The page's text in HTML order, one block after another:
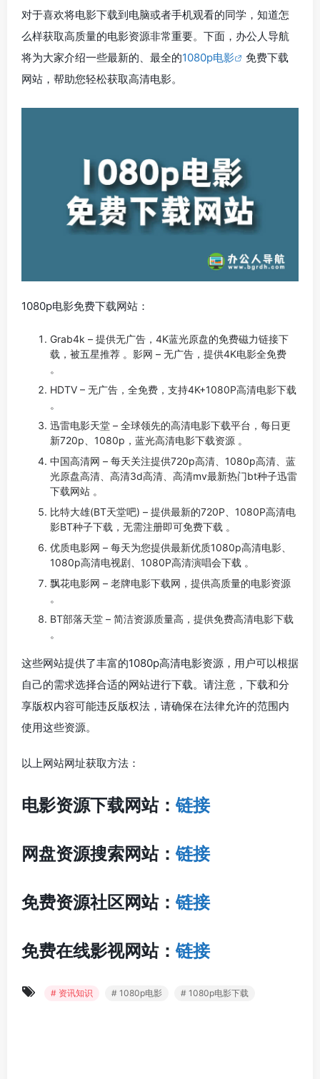
对于喜欢将电影下载到电脑或者手机观看的同学，知道怎
么样获取高质量的电影资源非常重要。下面，办公人导航
将为大家介绍一些最新的、最全的1080p电影
免费下载
网站，帮助您轻松获取高清电影。
1080p电影免费下载网站：
Grab4k – 提供无广告，4K蓝光原盘的免费磁力链接下
载，被五星推荐 。影网 – 无广告，提供4K电影全免费
。
HDTV – 无广告，全免费，支持4K+1080P高清电影下载
。
迅雷电影天堂 – 全球领先的高清电影下载平台，每日更
新720p、1080p，蓝光高清电影下载资源 。
中国高清网 – 每天关注提供720p高清、1080p高清、蓝
光原盘高清、高清3d高清、高清mv最新热门bt种子迅雷
下载网站 。
比特大雄(BT天堂吧) – 提供最新的720P、1080P高清电
影BT种子下载，无需注册即可免费下载 。
优质电影网 – 每天为您提供最新优质1080p高清电影、
1080p高清电视剧、1080P高清演唱会下载 。
飘花电影网 – 老牌电影下载网，提供高质量的电影资源
。
BT部落天堂 – 简洁资源质量高，提供免费高清电影下载
。
这些网站提供了丰富的1080p高清电影资源，用户可以根据
自己的需求选择合适的网站进行下载。请注意，下载和分
享版权内容可能违反版权法，请确保在法律允许的范围内
使用这些资源。
以上网站网址获取方法：
电影资源下载网站：链接
网盘资源搜索网站：链接
免费资源社区网站：链接
免费在线影视网站：链接
# 资讯知识 # 1080p电影 # 1080p电影下载